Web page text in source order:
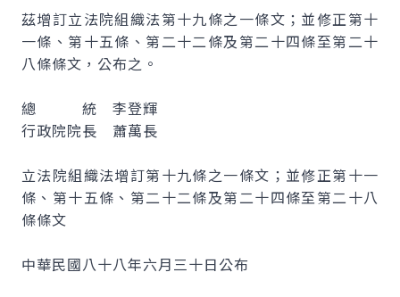
茲增訂立法院組織法第十九條之一條文；並修正第十
一條、第十五條、第二十二條及第二十四條至第二十
八條條文，公布之。
總 統 李登輝
行政院院長 蕭萬長
立法院組織法增訂第十九條之一條文；並修正第十一
條、第十五條、第二十二條及第二十四條至第二十八
條條文
中華民國八十八年六月三十日公布